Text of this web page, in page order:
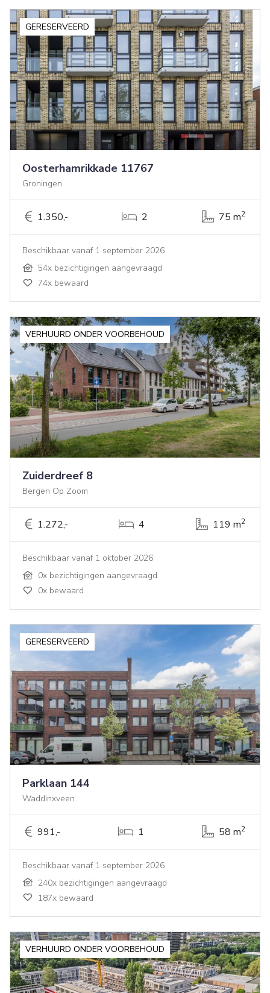
GERESERVEERD
Oosterhamrikkade 11767
Groningen
1.350,- 2 75 m2
Beschikbaar vanaf 1 september 2026
54x bezichtigingen aangevraagd
74x bewaard
VERHUURD ONDER VOORBEHOUD
Zuiderdreef 8
Bergen Op Zoom
1.272,- 4 119 m2
Beschikbaar vanaf 1 oktober 2026
0x bezichtigingen aangevraagd
0x bewaard
GERESERVEERD
Parklaan 144
Waddinxveen
991,- 1 58 m2
Beschikbaar vanaf 1 september 2026
240x bezichtigingen aangevraagd
187x bewaard
VERHUURD ONDER VOORBEHOUD